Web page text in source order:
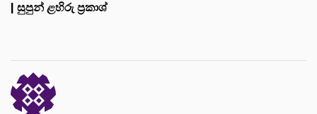
| සුපුන් ළහිරු ප්‍රකාශ්